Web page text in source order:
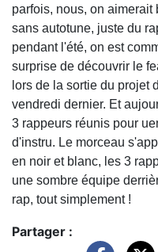
parfois, nous, on aimerait
sans autotune, juste du
pendant l'été, on est
surprise de découvrir le
lors de la sortie du projet
vendredi dernier. Et
3 rappeurs réunis pour
d'instru. Le morceau
en noir et blanc, les 3
une sombre équipe
rap, tout simplement !
Partager :